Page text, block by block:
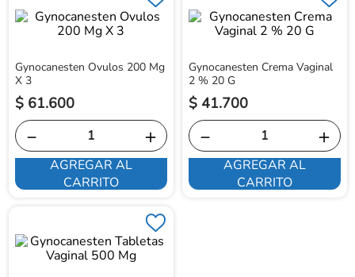
Gynocanesten Ovulos 200 Mg
X 3
$ 61.600
＋
－
AGREGAR AL
CARRITO
Gynocanesten Crema Vaginal
2 % 20 G
$ 41.700
＋
－
AGREGAR AL
CARRITO